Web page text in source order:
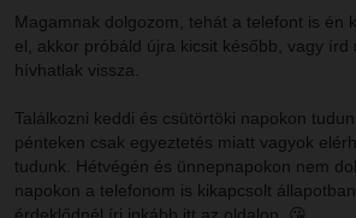
Magamnak dolgozom, tehát a telefont is én
el, akkor próbáld újra kicsit később, vagy írd
hívhatlak vissza.
Találkozni keddi és csütörtöki napokon
pénteken csak egyeztetés miatt vagyok
tudunk. Hétvégén és ünnepnapokon nem
napokon a telefonom is kikapcsolt